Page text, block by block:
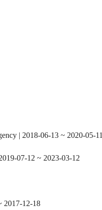
| 2018-06-13 ~ 2020-05-11
07-12 ~ 2023-03-12
2017-12-18